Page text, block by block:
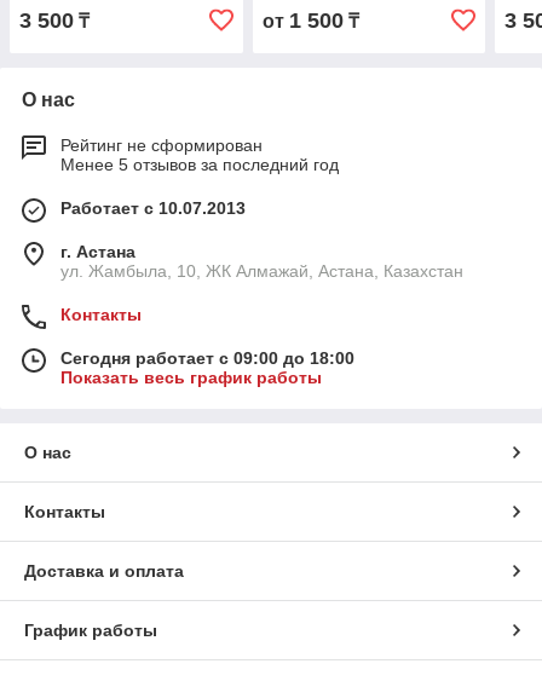
3 500 ₸ от 1 500₸ 3
О нас
Рейтинг не сформирован
Менее 5 отзывов за последний год
Работает с 10.07.2013
г. Астана
ул. Жамбыла, 10, ЖК Алмажай, Астана, Казахстан
Контакты
Сегодня работает с 09:00 до 18:00
Показать весь график работы
О нас
Контакты
Доставка и оплата
График работы